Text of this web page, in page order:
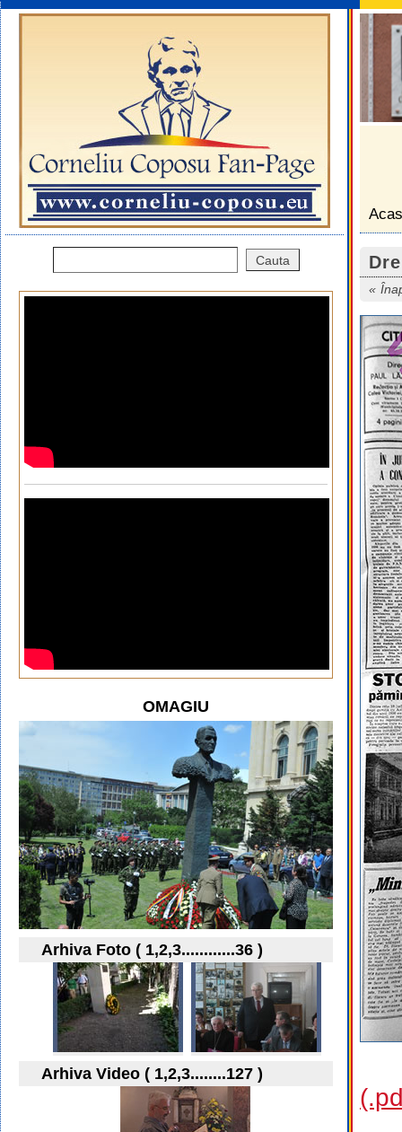
OMAGIU
Arhiva Foto ( 1,2,3............36 )
Arhiva Video ( 1,2,3........127 )